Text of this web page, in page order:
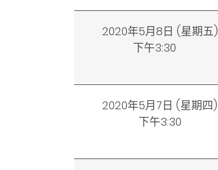
2020年5月8日 (星期五)
下午3:30
2020年5月7日 (星期四)
下午3:30